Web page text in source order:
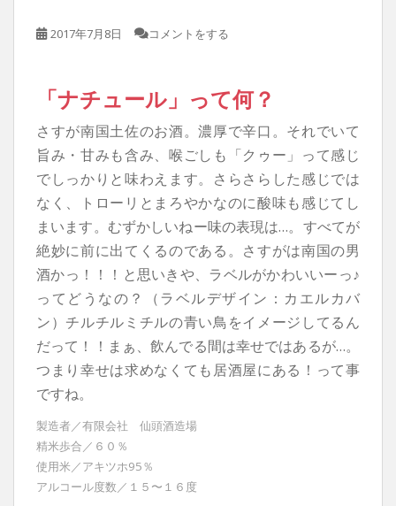
2017年7月8日 コメントをする
「ナチュール」って何？
さすが南国土佐のお酒。濃厚で辛口。それでいて
旨み・甘みも含み、喉ごしも「クゥー」って感じ
でしっかりと味わえます。さらさらした感じでは
なく、トローリとまろやかなのに酸味も感じてし
まいます。むずかしいねー味の表現は…。すべてが
絶妙に前に出てくるのである。さすがは南国の男
酒かっ！！！と思いきや、ラベルがかわいいーっ♪
ってどうなの？（ラベルデザイン：カエルカバ
ン）チルチルミチルの青い鳥をイメージしてるん
だって！！まぁ、飲んでる間は幸せではあるが…。
つまり幸せは求めなくても居酒屋にある！って事
ですね。
製造者／有限会社 仙頭酒造場
精米歩合／６０％
使用米／アキツホ95％
アルコール度数／１５〜１６度